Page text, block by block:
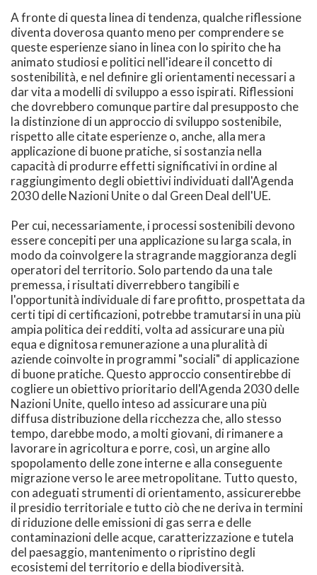
A fronte di questa linea di tendenza, qualche riflessione
diventa doverosa quanto meno per comprendere se
queste esperienze siano in linea con lo spirito che ha
animato studiosi e politici nell'ideare il concetto di
sostenibilità, e nel definire gli orientamenti necessari a
dar vita a modelli di sviluppo a esso ispirati. Riflessioni
che dovrebbero comunque partire dal presupposto che
la distinzione di un approccio di sviluppo sostenibile,
rispetto alle citate esperienze o, anche, alla mera
applicazione di buone pratiche, si sostanzia nella
capacità di produrre effetti significativi in ordine al
raggiungimento degli obiettivi individuati dall'Agenda
2030 delle Nazioni Unite o dal Green Deal dell'UE.
Per cui, necessariamente, i processi sostenibili devono
essere concepiti per una applicazione su larga scala, in
modo da coinvolgere la stragrande maggioranza degli
operatori del territorio. Solo partendo da una tale
premessa, i risultati diverrebbero tangibili e
l'opportunità individuale di fare profitto, prospettata da
certi tipi di certificazioni, potrebbe tramutarsi in una più
ampia politica dei redditi, volta ad assicurare una più
equa e dignitosa remunerazione a una pluralità di
aziende coinvolte in programmi "sociali" di applicazione
di buone pratiche. Questo approccio consentirebbe di
cogliere un obiettivo prioritario dell'Agenda 2030 delle
Nazioni Unite, quello inteso ad assicurare una più
diffusa distribuzione della ricchezza che, allo stesso
tempo, darebbe modo, a molti giovani, di rimanere a
lavorare in agricoltura e porre, così, un argine allo
spopolamento delle zone interne e alla conseguente
migrazione verso le aree metropolitane. Tutto questo,
con adeguati strumenti di orientamento, assicurerebbe
il presidio territoriale e tutto ciò che ne deriva in termini
di riduzione delle emissioni di gas serra e delle
contaminazioni delle acque, caratterizzazione e tutela
del paesaggio, mantenimento o ripristino degli
ecosistemi del territorio e della biodiversità.